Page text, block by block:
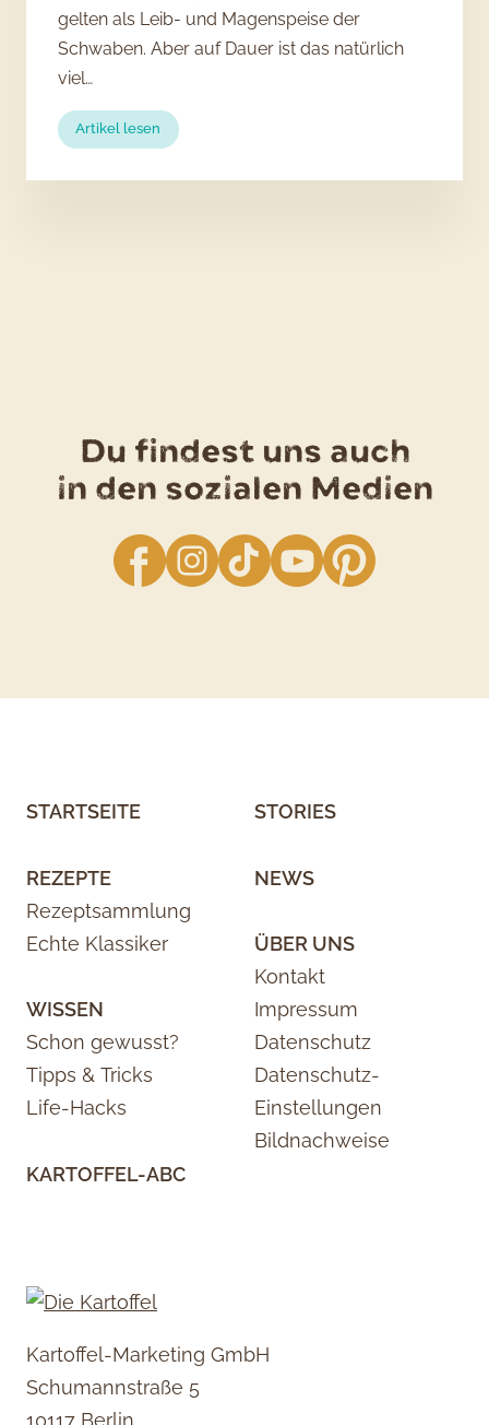
gelten als Leib- und Magenspeise der
Schwaben. Aber auf Dauer ist das natürlich
viel…
Artikel lesen
Restaurant-
Du findest uns auch
in den sozialen Medien
facebookInstagram
TikTok YouTube
STARTSEITE
REZEPTE
Rezeptsammlung
Echte Klassiker
WISSEN
Schon gewusst?
Tipps & Tricks
Life-Hacks
KARTOFFEL-ABC
STORIES
NEWS
ÜBER UNS
Kontakt
Impressum
Datenschutz
Datenschutz-
Einstellungen
Bildnachweise
Kartoffel-Marketing GmbH
Schumannstraße 5
10117 Berlin